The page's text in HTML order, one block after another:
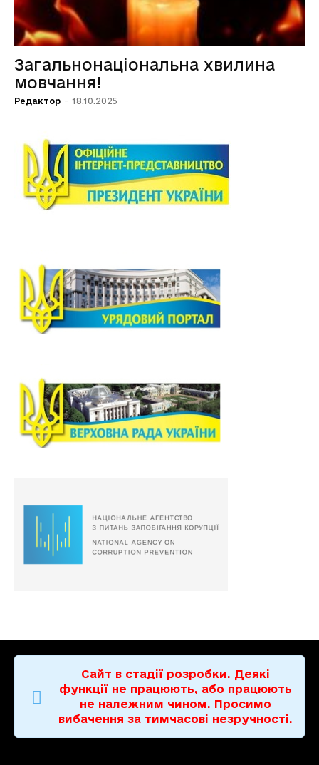
Загальнонаціональна хвилина
мовчання!
Редактор - 18.10.2025
Сайт в стадії розробки. Деякі
функції не працюють, або працюють
не належним чином. Просимо
вибачення за тимчасові незручності.